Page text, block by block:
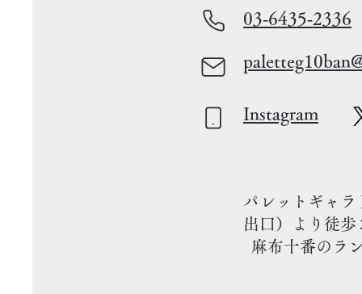
​03‐6435‐2336
Instagram
パレットギャラ
出口）より徒歩
麻布十番のラ